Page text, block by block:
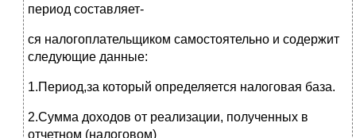
период составляет-
ся налогоплательщиком самостоятельно и содержит
следующие данные:
1.Период,за который определяется налоговая база.
2.Сумма доходов от реализации, полученных в
отчетном (налоговом)